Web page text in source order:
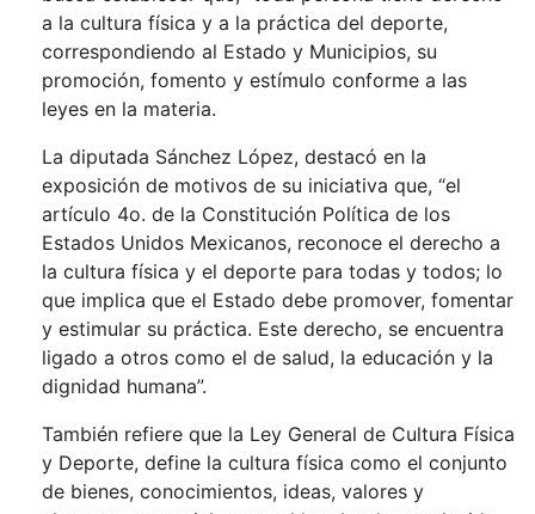
a la cultura física y a la práctica del deporte,
correspondiendo al Estado y Municipios, su
promoción, fomento y estímulo conforme a las
leyes en la materia.
La diputada Sánchez López, destacó en la
exposición de motivos de su iniciativa que, “el
artículo 4o. de la Constitución Política de los
Estados Unidos Mexicanos, reconoce el derecho a
la cultura física y el deporte para todas y todos; lo
que implica que el Estado debe promover, fomentar
y estimular su práctica. Este derecho, se encuentra
ligado a otros como el de salud, la educación y la
dignidad humana”.
También refiere que la Ley General de Cultura Física
y Deporte, define la cultura física como el conjunto
de bienes, conocimientos, ideas, valores y